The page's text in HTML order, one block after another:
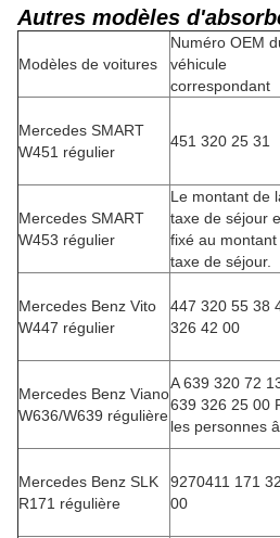
Autres modèles
Modèles de voitures
Numéro OEM
véhicule
correspondant
Mercedes SMART
W451 régulier
451 320 25 31
Mercedes SMART
W453 régulier
Le montant de
taxe de séjour
fixé au montant
taxe de séjour.
Mercedes Benz Vito
W447 régulier
447 320 55 38
326 42 00
Mercedes Benz Viano
W636/W639 régulière
A 639 320 72
639 326 25 00
les personnes
Mercedes Benz SLK
R171 régulière
9270411 171
00